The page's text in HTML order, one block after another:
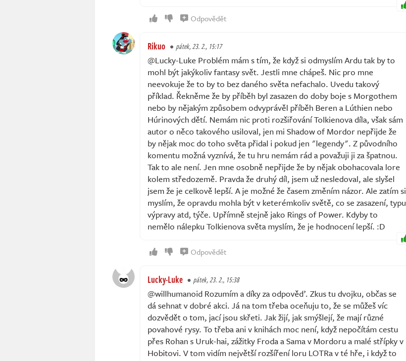
Odpovědět
Rikuo pátek, 23. 2., 15:17
@Lucky-Luke Problém mám s tím, že když si odmyslím Ardu tak by to
mohl být jakýkoliv fantasy svět. Jestli mne chápeš. Nic pro mne
neevokuje že to by to bez daného světa nefachalo. Uvedu takový
příklad. Řekněme že by příběh byl zasazen do doby boje s Morgothem
nebo by nějakým způsobem odvyprávěl příběh Beren a Lúthien nebo
Húrinových dětí. Nemám nic proti rozšiřování Tolkienova díla, však sám
autor o něco takového usiloval, jen mi Shadow of Mordor nepřijde že
by nějak moc do toho světa přidal i pokud jen "legendy". Z původního
komentu možná vyznívá, že tu hru nemám rád a považuji ji za špatnou.
Tak to ale není. Jen mne osobně nepřijde že by nějak obohacovala lore
kolem středozemě. Pravda že druhý díl, jsem už nesledoval, ale slyšel
jsem že je celkově lepší. A je možné že časem změním názor. Ale zatím si
myslím, že opravdu mohla být v keterémkoliv světě, co se zasazení, typu
výpravy atd, týče. Upřímně stejně jako Rings of Power. Kdyby to
nemělo nálepku Tolkienova světa myslím, že je hodnocení lepší. :D
Odpovědět
Lucky-Luke pátek, 23. 2., 15:38
@willhumanoid Rozumím a díky za odpověď. Zkus tu dvojku, občas se
dá sehnat v dobré akci. Já na tom třeba oceňuju to, že se můžeš víc
dozvědět o tom, jací jsou skřeti. Jak žijí, jak smýšlejí, že mají různé
povahové rysy. To třeba ani v knihách moc není, když nepočítám cestu
přes Rohan s Uruk-hai, zážitky Froda a Sama v Mordoru a malé střípky v
Hobitovi. V tom vidím největší rozšíření loru LOTRa v té hře, i když to